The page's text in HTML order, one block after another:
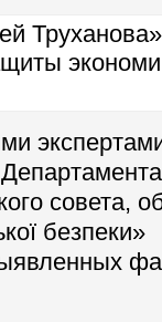
совета,
безпеки»